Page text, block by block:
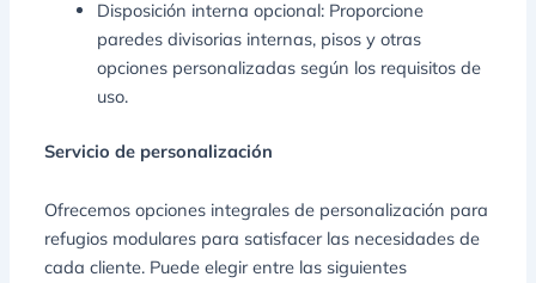
Disposición interna opcional: Proporcione
paredes divisorias internas, pisos y otras
opciones personalizadas según los requisitos de
uso.
Servicio de personalización
Ofrecemos opciones integrales de personalización para
refugios modulares para satisfacer las necesidades de
cada cliente. Puede elegir entre las siguientes